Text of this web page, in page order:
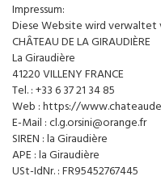
Impressum:
Diese Website wird verwaltet
CHÂTEAU DE LA GIRAUDIÈRE
La Giraudière
41220 VILLENY FRANCE
Tel. : +33 6 37 21 34 85
Web : https://
E-Mail : cl.g.orsini@orange.fr
SIREN : la Giraudière
APE : la Giraudière
USt-IdNr. : FR95452767445